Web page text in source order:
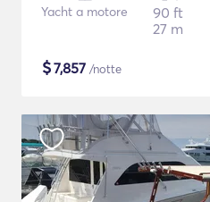
Yacht a motore
90 ft
27 m
$7,857 /notte